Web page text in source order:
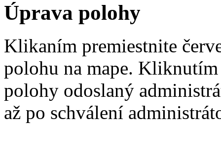
Úprava polohy
Klikaním premiestnite
polohu na mape.
polohy odoslaný
až po schválení